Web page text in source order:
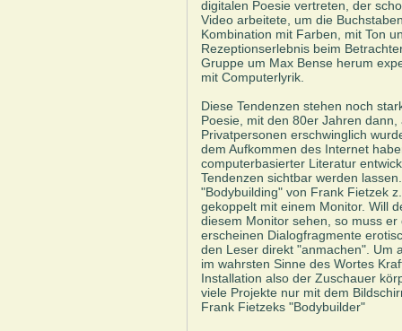
digitalen Poesie vertreten, der
Video arbeitete, um die
Kombination mit Farben, mit Ton
Rezeptionserlebnis beim
Gruppe um Max Bense herum
mit Computerlyrik.
Diese Tendenzen stehen noch
Poesie, mit den 80er Jahren
Privatpersonen erschwinglich
dem Aufkommen des Internet
computerbasierter Literatur
Tendenzen sichtbar werden
"Bodybuilding" von Frank Fietzek
gekoppelt mit einem Monitor. Will
diesem Monitor sehen, so muss
erscheinen Dialogfragmente
den Leser direkt "anmachen". Um
im wahrsten Sinne des Wortes
Installation also der Zuschauer
viele Projekte nur mit dem
Frank Fietzeks "Bodybuilder"